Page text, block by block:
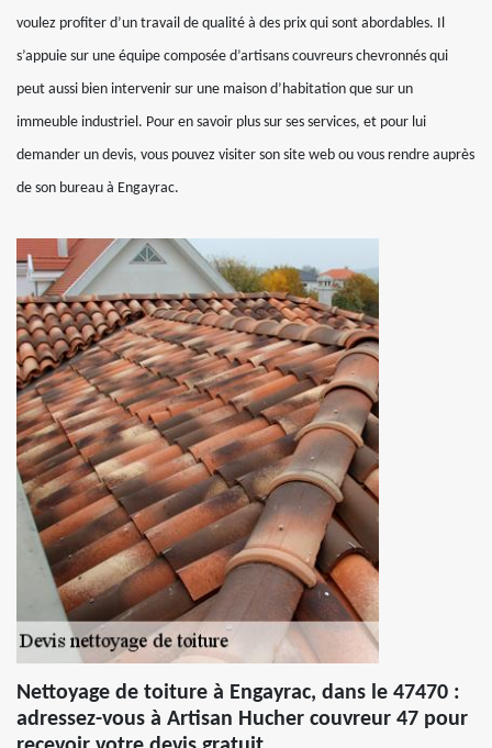
voulez profiter d’un travail de qualité à des prix qui sont abordables. Il
s’appuie sur une équipe composée d’artisans couvreurs chevronnés qui
peut aussi bien intervenir sur une maison d’habitation que sur un
immeuble industriel. Pour en savoir plus sur ses services, et pour lui
demander un devis, vous pouvez visiter son site web ou vous rendre auprès
de son bureau à Engayrac.
Nettoyage de toiture à Engayrac, dans le 47470 :
adressez-vous à Artisan Hucher couvreur 47 pour